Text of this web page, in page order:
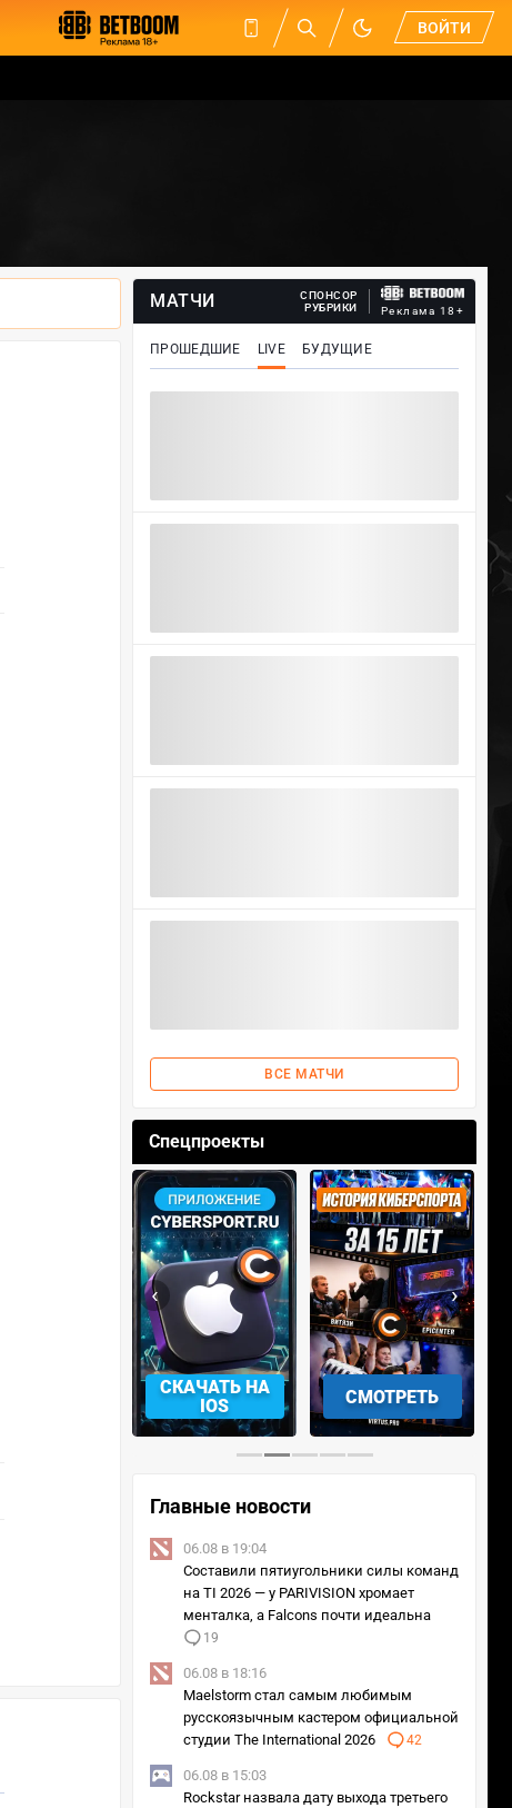
ВОЙТИ
МАТЧИ
СПОНСОР
РУБРИКИ
Реклама 18+
ПРОШЕДШИЕ LIVE БУДУЩИЕ
ВСЕ МАТЧИ
Спецпроекты
СМОТРЕТЬ УЧАСТВОВАТЬ
‹ ›
Главные новости
06.08 в 19:04
Составили пятиугольники силы команд
на TI 2026 — у PARIVISION хромает
менталка, а Falcons почти идеальна
19
06.08 в 18:16
Maelstorm стал самым любимым
русскоязычным кастером официальной
студии The International 2026
42
06.08 в 15:03
Rockstar назвала дату выхода третьего